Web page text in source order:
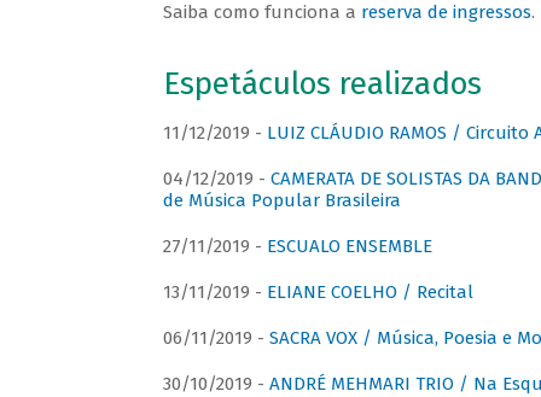
Saiba como funciona a reserva de ingressos.
Espetáculos realizados
11/12/2019 - LUIZ CLÁUDIO RAMOS / Circuito
04/12/2019 - CAMERATA DE SOLISTAS DA
de Música Popular Brasileira
27/11/2019 - ESCUALO ENSEMBLE
13/11/2019 - ELIANE COELHO / Recital
06/11/2019 - SACRA VOX / Música, Poesia e
30/10/2019 - ANDRÉ MEHMARI TRIO / Na